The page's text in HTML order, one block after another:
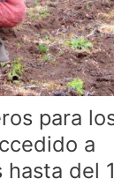
para
a
del